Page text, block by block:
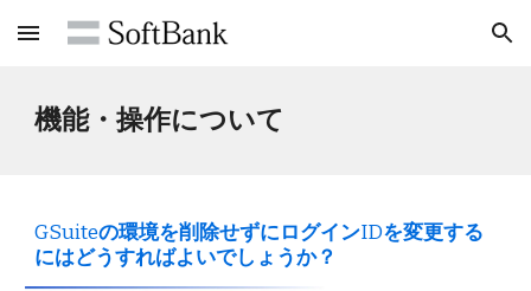
Skip to main content Skip to navigation
機能・操作について
GSuiteの環境を削除せずにログインIDを変更する
にはどうすればよいでしょうか？